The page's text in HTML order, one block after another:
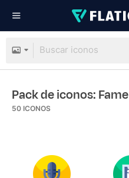
Pack de iconos: Fame
50 ICONOS